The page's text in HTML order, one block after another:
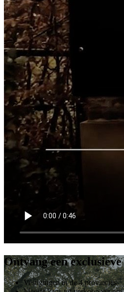
Ontvang een
Vestigingen in de 4 provincies